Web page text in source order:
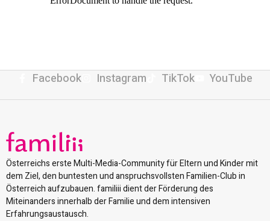
Facebook Instagram TikTok YouTube
Österreichs erste Multi-Media-Community für Eltern und Kinder mit
dem Ziel, den buntesten und anspruchsvollsten Familien-Club in
Österreich aufzubauen. familiii dient der Förderung des
Miteinanders innerhalb der Familie und dem intensiven
Erfahrungsaustausch.